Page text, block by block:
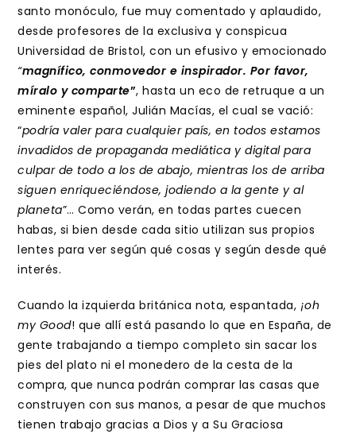
santo monóculo, fue muy comentado y aplaudido,
desde profesores de la exclusiva y conspicua
Universidad de Bristol, con un efusivo y emocionado
“magnífico, conmovedor e inspirador. Por favor,
míralo y comparte”, hasta un eco de retruque a un
eminente español, Julián Macías, el cual se vació:
“podría valer para cualquier país, en todos estamos
invadidos de propaganda mediática y digital para
culpar de todo a los de abajo, mientras los de arriba
siguen enriqueciéndose, jodiendo a la gente y al
planeta”… Como verán, en todas partes cuecen
habas, si bien desde cada sitio utilizan sus propios
lentes para ver según qué cosas y según desde qué
interés.
Cuando la izquierda británica nota, espantada, ¡oh
my Good! que allí está pasando lo que en España, de
gente trabajando a tiempo completo sin sacar los
pies del plato ni el monedero de la cesta de la
compra, que nunca podrán comprar las casas que
construyen con sus manos, a pesar de que muchos
tienen trabajo gracias a Dios y a Su Graciosa